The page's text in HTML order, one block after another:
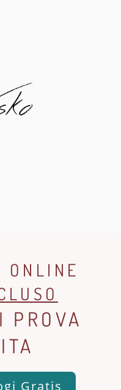
ONLINE
PROVA
Gratis